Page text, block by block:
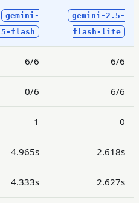
gemini-
flash
gemini-2.5-
flash-lite
6/6 6/6
0/6 6/6
1 0
4.965s 2.618s
4.333s 2.627s